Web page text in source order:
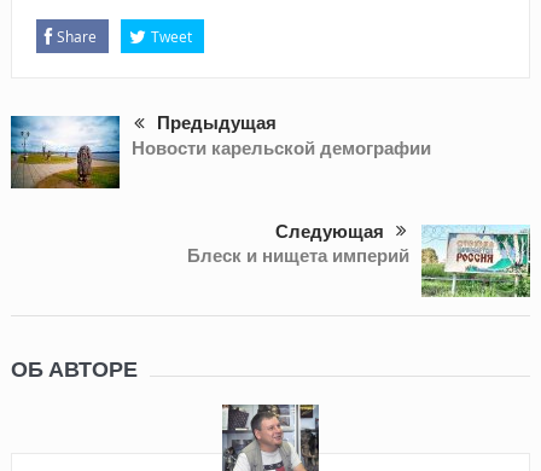
Share Tweet
Предыдущая
Новости карельской демографии
Следующая
Блеск и нищета империй
ОБ АВТОРЕ